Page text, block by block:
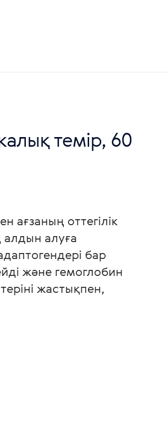
темір, 60
ағзаның оттегілік
алуға
бар
және гемоглобин
жастықпен,